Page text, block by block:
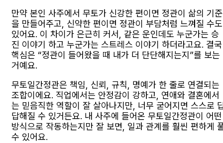
만약 본인 사주에서 무토가 신강한 편이면 정관이 삶의 기준
을 만들어주고, 신약한 편이면 정관이 부담처럼 느껴질 수도
있어요. 이 차이가 은근히 커서, 같은 운인데도 누군가는 승
진 이야기 하고 누군가는 스트레스 이야기 하더라고요. 결국
핵심은 “정관이 들어왔을 때 내가 더 단단해지는지”를 보는
거예요.
무토일간정관은 책임, 신뢰, 규칙, 명예가 한 줄로 연결되는
조합이에요. 직업에서는 안정감이 강하고, 연애와 결혼에서
는 믿음직한 역할이 잘 살아나지만, 너무 굳어지면 스스로
답해질 수 있거든요. 내 사주에 들어온 무토일간정관이 어떤
방식으로 작동하는지만 잘 보면, 일과 관계를 훨씬 편하게
수 있어요.